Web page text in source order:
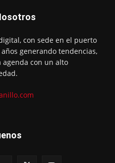
con sede en el puerto
generando tendencias,
con un alto